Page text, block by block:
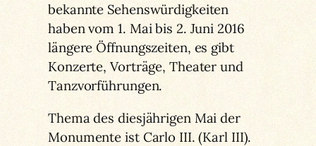
bekannte Sehenswürdigkeiten
haben vom 1. Mai bis 2. Juni 2016
längere Öffnungszeiten, es gibt
Konzerte, Vorträge, Theater und
Tanzvorführungen.
Thema des diesjährigen Mai der
Monumente ist Carlo III. (Karl III).